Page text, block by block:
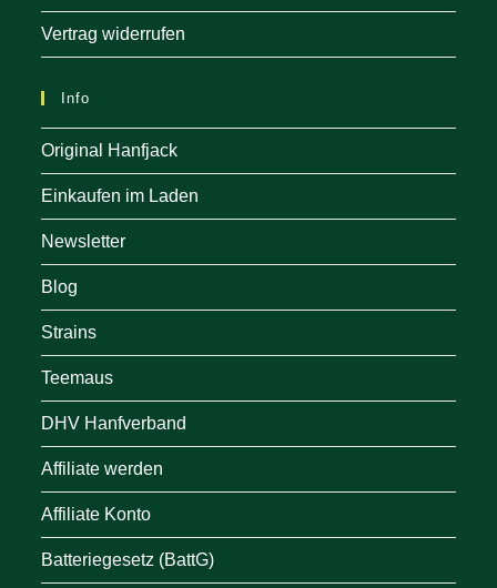
Vertrag widerrufen
Info
Original Hanfjack
Einkaufen im Laden
Newsletter
Blog
Strains
Teemaus
DHV Hanfverband
Affiliate werden
Affiliate Konto
Batteriegesetz (BattG)